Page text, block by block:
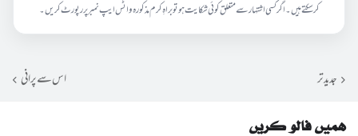
کر سکتے ہیں۔ اگر کسی اشتہار سے متعلق کوئی شکایت ہو تو براہِ کرم مذکورہ واٹس ایپ نمبر پر رپورٹ کریں۔
جدید تر اس سے پرانی
ہمیں فالو کریں